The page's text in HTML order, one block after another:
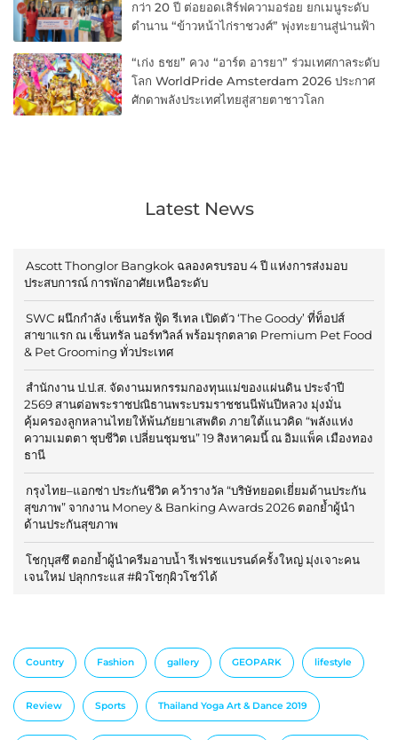
กว่า 20 ปี ต่อยอดเสิร์ฟความอร่อย ยกเมนูระดับ
ตำนาน “ข้าวหน้าไก่ราชวงศ์” พุ่งทะยานสู่น่านฟ้า
“เก่ง ธชย” ควง “อาร์ต อารยา” ร่วมเทศกาลระดับ
โลก WorldPride Amsterdam 2026 ประกาศ
ศักดาพลังประเทศไทยสู่สายตาชาวโลก
Latest News
Ascott Thonglor Bangkok ฉลองครบรอบ 4 ปี แห่งการส่งมอบ
ประสบการณ์ การพักอาศัยเหนือระดับ
SWC ผนึกกำลัง เซ็นทรัล ฟู้ด รีเทล เปิดตัว ‘The Goody’ ที่ท็อปส์
สาขาแรก ณ เซ็นทรัล นอร์ทวิลล์ พร้อมรุกตลาด Premium Pet Food
& Pet Grooming ทั่วประเทศ
สำนักงาน ป.ป.ส. จัดงานมหกรรมกองทุนแม่ของแผ่นดิน ประจำปี
2569 สานต่อพระราชปณิธานพระบรมราชชนนีพันปีหลวง มุ่งมั่น
คุ้มครองลูกหลานไทยให้พ้นภัยยาเสพติด ภายใต้แนวคิด “พลังแห่ง
ความเมตตา ชุบชีวิต เปลี่ยนชุมชน” 19 สิงหาคมนี้ ณ อิมแพ็ค เมืองทอง
ธานี
กรุงไทย–แอกซ่า ประกันชีวิต คว้ารางวัล “บริษัทยอดเยี่ยมด้านประกัน
สุขภาพ” จากงาน Money & Banking Awards 2026 ตอกย้ำผู้นำ
ด้านประกันสุขภาพ
โชกุบุสซึ ตอกย้ำผู้นำครีมอาบน้ำ รีเฟรชแบรนด์ครั้งใหญ่ มุ่งเจาะคน
เจนใหม่ ปลุกกระแส #ผิวโชกุผิวโชว์ได้
Country Fashion gallery GEOPARK lifestyle
Review Sports Thailand Yoga Art & Dance 2019